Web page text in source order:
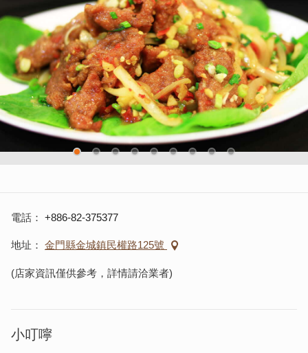
電話 +886-82-375377
地址 金門縣金城鎮民權路125號
(店家資訊僅供參考，詳情請洽業者)
小叮嚀